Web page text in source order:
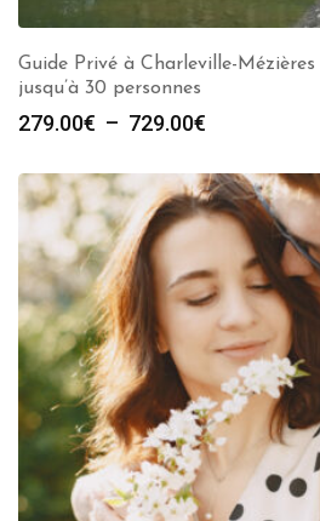
Guide Privé à Charleville-
jusqu’à 30 personnes
279.00€ – 729.00€
prix :
279.00€
729.00€